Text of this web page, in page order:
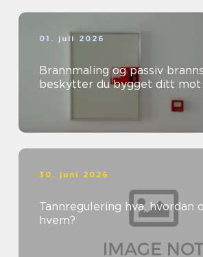
01. juli 2026
Brannmaling og passiv
beskytter du bygget ditt mot
30. juni 2026
Tannregulering hva, hvordan og for
hvem?